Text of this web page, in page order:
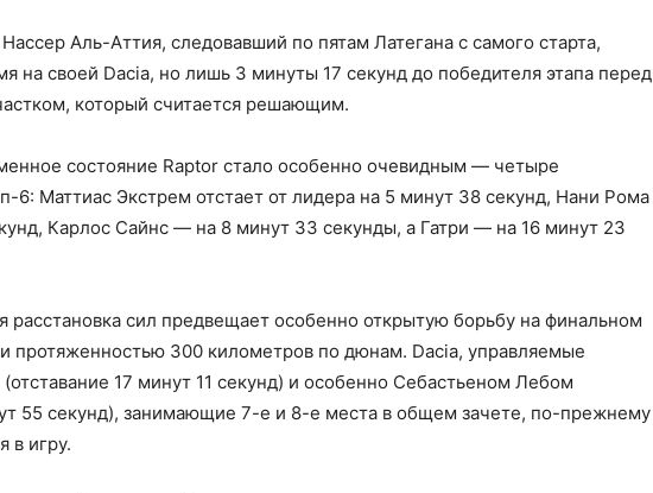
Аль-Аттия, следовавший по пятам Латегана с самого старта,
на своей Dacia, но лишь 3 минуты 17 секунд до победителя этапа перед
который считается решающим.
состояние Raptor стало особенно очевидным — четыре
6: Маттиас Экстрем отстает от лидера на 5 минут 38 секунд, Нани Рома
Карлос Сайнс — на 8 минут 33 секунды, а Гатри — на 16 минут 23
расстановка сил предвещает особенно открытую борьбу на финальном
протяженностью 300 километров по дюнам. Dacia, управляемые
17 минут 11 секунд) и особенно Себастьеном Лебом
55 секунд), занимающие 7-е и 8-е места в общем зачете, по-прежнему
в игру.